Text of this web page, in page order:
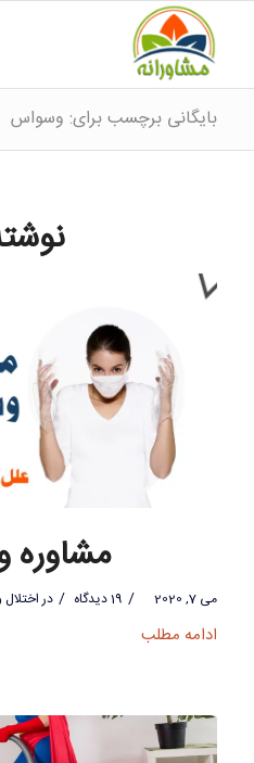
بایگانی برچسب برای: وسواس
می 7, 2020 / 19 دیدگاه / در
ادامه مطلب